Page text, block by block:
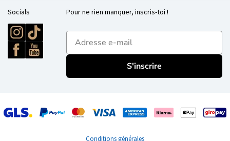
Socials Pour ne rien manquer, inscris-toi !
E-mailadres
S'inscrire
Conditions générales